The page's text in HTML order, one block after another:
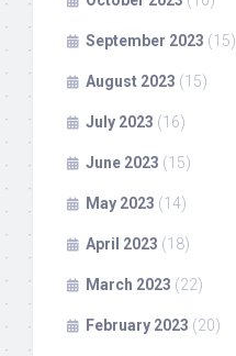
September 2023 (15)
August 2023 (15)
July 2023 (16)
June 2023 (15)
May 2023 (14)
April 2023 (18)
March 2023 (22)
February 2023 (20)